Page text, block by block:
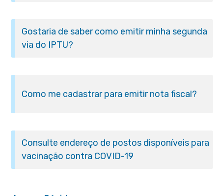
Gostaria de saber como emitir minha segunda
via do IPTU?
Como me cadastrar para emitir nota fiscal?
Consulte endereço de postos disponíveis para
vacinação contra COVID-19